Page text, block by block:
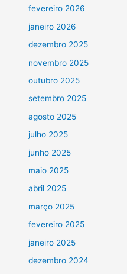
fevereiro 2026
janeiro 2026
dezembro 2025
novembro 2025
outubro 2025
setembro 2025
agosto 2025
julho 2025
junho 2025
maio 2025
abril 2025
março 2025
fevereiro 2025
janeiro 2025
dezembro 2024